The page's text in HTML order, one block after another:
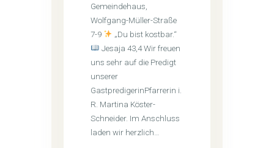
Gemeindehaus,
Wolfgang-Müller-Straße
7-9
„Du bist kostbar.“
Jesaja 43,4 Wir freuen
uns sehr auf die Predigt
unserer
GastpredigerinPfarrerin i.
R. Martina Köster-
Schneider. Im Anschluss
laden wir herzlich…